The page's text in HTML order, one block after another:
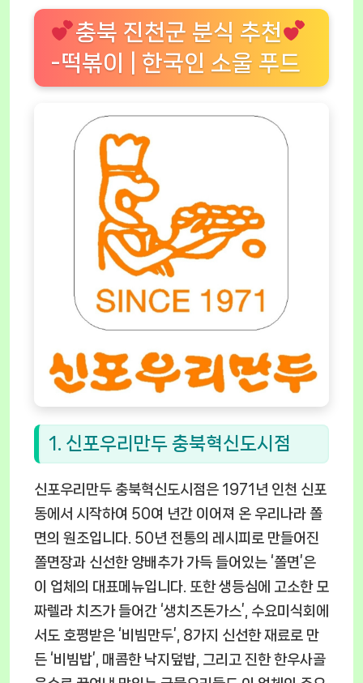
충북 진천군 분식 추천
-떡볶이 | 한국인 소울 푸드
1. 신포우리만두 충북혁신도시점
신포우리만두 충북혁신도시점은 1971년 인천 신포
동에서 시작하여 50여 년간 이어져 온 우리나라 쫄
면의 원조입니다. 50년 전통의 레시피로 만들어진
쫄면장과 신선한 양배추가 가득 들어있는 ‘쫄면’은
이 업체의 대표메뉴입니다. 또한 생등심에 고소한 모
짜렐라 치즈가 들어간 ‘생치즈돈가스’, 수요미식회에
서도 호평받은 ‘비빔만두’, 8가지 신선한 재료로 만
든 ‘비빔밥’, 매콤한 낙지덮밥, 그리고 진한 한우사골